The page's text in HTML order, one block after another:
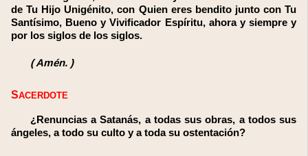
de Tu Hijo Unigénito, con Quien eres bendito junto con Tu
Santísimo, Bueno y Vivificador Espíritu, ahora y siempre y
por los siglos de los siglos.
(Amén. )
SACERDOTE
¿Renuncias a Satanás, a todas sus obras, a todos sus
ángeles, a todo su culto y a toda su ostentación?